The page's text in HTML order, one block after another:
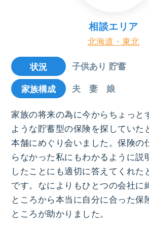
相談エリア
北海道・東北
状況
子供あり 貯蓄
家族構成
夫 妻 娘
家族の将来の為に今からちょっと
ような貯蓄型の保険を探していた
本舗にめぐり会いました。保険の
らなかった私にもわかるように説
したことにも適切に答えてくれた
です。なによりもひとつの会社に
ところから本当に自分に合った保
ところが助かりました。